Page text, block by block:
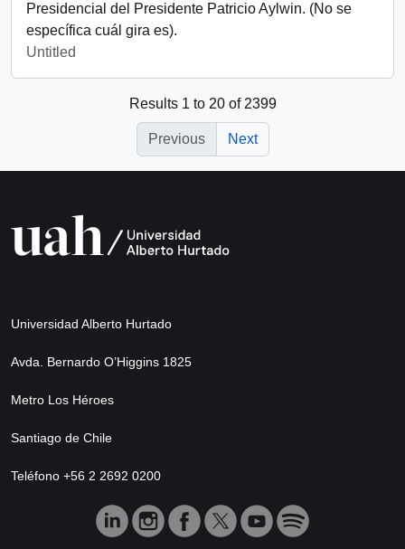
Presidencial del Presidente Patricio Aylwin. (No se
específica cuál gira es).
Untitled
Results 1 to 20 of 2399
Previous Next
Universidad Alberto Hurtado
Avda. Bernardo O’Higgins 1825
Metro Los Héroes
Santiago de Chile
Teléfono +56 2 2692 0200